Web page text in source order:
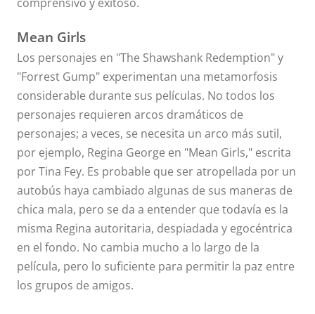
Mean Girls
Los personajes en "The Shawshank Redemption" y
"Forrest Gump" experimentan una metamorfosis
considerable durante sus películas. No todos los
personajes requieren arcos dramáticos de
personajes; a veces, se necesita un arco más sutil,
por ejemplo, Regina George en "Mean Girls," escrita
por Tina Fey. Es probable que ser atropellada por un
autobús haya cambiado algunas de sus maneras de
chica mala, pero se da a entender que todavía es la
misma Regina autoritaria, despiadada y egocéntrica
en el fondo. No cambia mucho a lo largo de la
película, pero lo suficiente para permitir la paz entre
los grupos de amigos.